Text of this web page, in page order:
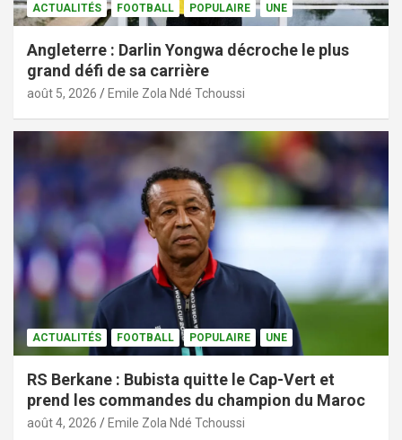
ACTUALITÉS FOOTBALL POPULAIRE UNE
Angleterre : Darlin Yongwa décroche le plus
grand défi de sa carrière
août 5, 2026 Emile Zola Ndé Tchoussi
ACTUALITÉS FOOTBALL POPULAIRE UNE
RS Berkane : Bubista quitte le Cap-Vert et
prend les commandes du champion du Maroc
août 4, 2026 Emile Zola Ndé Tchoussi